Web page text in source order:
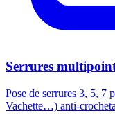
Serrures
Pose de serrures 3, 5, 7
Vachette…) anti-